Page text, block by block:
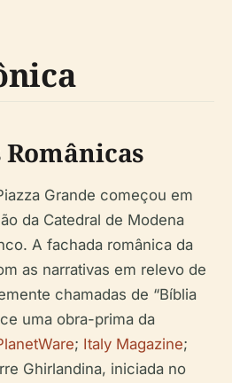
Grande começou em
da Catedral de Modena
A fachada românica da
as narrativas em relevo de
chamadas de “Bíblia
uma obra-prima da
; Italy Magazine;
Ghirlandina, iniciada no